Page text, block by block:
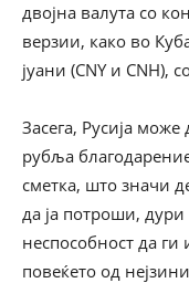
двојна валута со
верзии, како во
јуани (CNY и CNH),
Засега, Русија може
рубља
сметка, што значи
да ја потроши, дури
неспособност да
повеќето од